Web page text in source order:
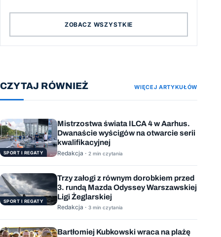
ZOBACZ WSZYSTKIE
CZYTAJ RÓWNIEŻ WIĘCEJ ARTYKUŁÓW
SPORT I REGATY
Mistrzostwa świata ILCA 4 w Aarhus.
Dwanaście wyścigów na otwarcie serii
kwalifikacyjnej
Redakcja · 2 min czytania
SPORT I REGATY
Trzy załogi z równym dorobkiem przed
3. rundą Mazda Odyssey Warszawskiej
Ligi Żeglarskiej
Redakcja · 3 min czytania
Bartłomiej Kubkowski wraca na plażę